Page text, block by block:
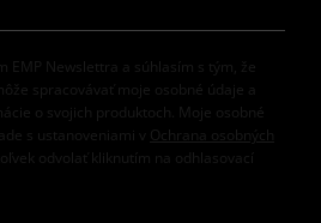
EMP Newslettra a súhlasím s tým, že
spracovávať moje osobné údaje a
o svojich produktoch. Moje osobné
s ustanoveniami v
Ochrana osobných
odvolať kliknutím na odhlasovací